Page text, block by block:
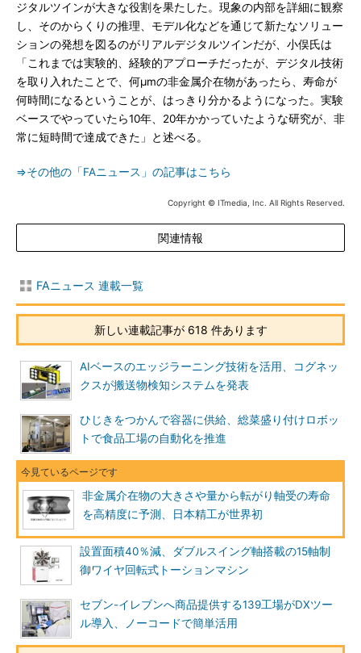
ジタルツインが大きな役割を果たした。現象の内部を詳細に観察
し、そのからくりの推理、モデル化などを通じて新たなソリュー
ションの発想を図るのがリアルデジタルツインだが、小俣氏は
「これまでは実験的、経験的アプローチだったが、デジタル技術
を取り入れたことで、何μmの非金属介在物があったら、寿命が
何時間になるということが、はっきり分かるようになった。実験
ベースでやっていたら10年、20年かかっていたような研究が、非
常に短時間で達成できた」と述べる。
⇒その他の「FAニュース」の記事はこちら
Copyright © ITmedia, Inc. All Rights Reserved.
関連情報
FAニュース 連載一覧
新しい連載記事が 618 件あります
AIベースのエッジラーニング技術を活用、コグネッ
クスが搬送物検知システムを発表
ひじきをつかんで容器に供給、総菜盛り付けロボッ
トで食品工場の自動化を推進
非金属介在物の大きさや量から転がり軸受の寿命
を高精度に予測、日本精工が世界初
設置面積40％減、ダブルスイング軸搭載の15軸制
御ワイヤ回転式トーションマシン
セブン-イレブンへ商品提供する139工場がDXツー
ル導入、ノーコードで簡単活用